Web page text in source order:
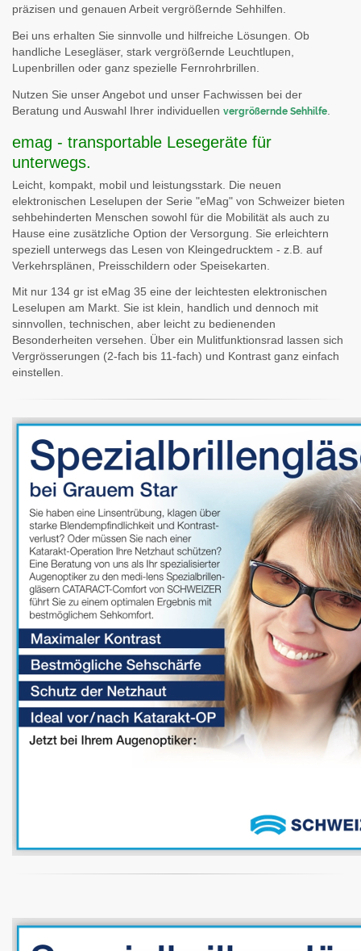
präzisen und genauen Arbeit vergrößernde Sehhilfen.
Bei uns erhalten Sie sinnvolle und hilfreiche Lösungen. Ob
handliche Lesegläser, stark vergrößernde Leuchtlupen,
Lupenbrillen oder ganz spezielle Fernrohrbrillen.
Nutzen Sie unser Angebot und unser Fachwissen bei der
Beratung und Auswahl Ihrer individuellen vergrößernde Sehhilfe.
emag - transportable Lesegeräte für
unterwegs.
Leicht, kompakt, mobil und leistungsstark. Die neuen
elektronischen Leselupen der Serie "eMag" von Schweizer bieten
sehbehinderten Menschen sowohl für die Mobilität als auch zu
Hause eine zusätzliche Option der Versorgung. Sie erleichtern
speziell unterwegs das Lesen von Kleingedrucktem - z.B. auf
Verkehrsplänen, Preisschildern oder Speisekarten.
Mit nur 134 gr ist eMag 35 eine der leichtesten elektronischen
Leselupen am Markt. Sie ist klein, handlich und dennoch mit
sinnvollen, technischen, aber leicht zu bedienenden
Besonderheiten versehen. Über ein Mulitfunktionsrad lassen sich
Vergrösserungen (2-fach bis 11-fach) und Kontrast ganz einfach
einstellen.